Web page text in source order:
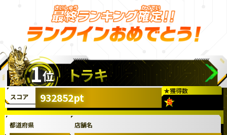
1位 トラキ
★獲得数
スコア 932852pt
都道府県 店舗名